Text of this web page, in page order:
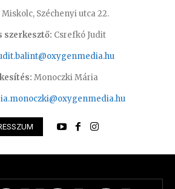
Miskolc, Széchenyi utca 22.
szerkesztő: Csrefkó Judit
Monoczki Mária